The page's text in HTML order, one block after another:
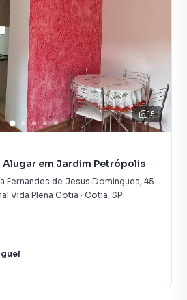
15
em Jardim Petrópolis
Fernandes de Jesus Domingues, 453
Vida Plena Cotia · Cotia, SP